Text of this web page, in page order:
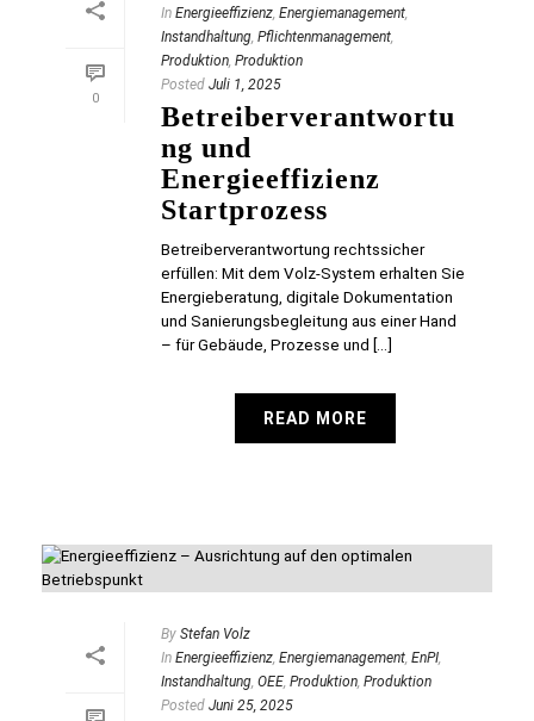
0
In Energieeffizienz, Energiemanagement,
Instandhaltung, Pflichtenmanagement,
Produktion, Produktion
Posted Juli 1, 2025
Betreiberverantwortu
ng und
Energieeffizienz
Startprozess
Betreiberverantwortung rechtssicher
erfüllen: Mit dem Volz-System erhalten Sie
Energieberatung, digitale Dokumentation
und Sanierungsbegleitung aus einer Hand
– für Gebäude, Prozesse und [...]
READ MORE
By Stefan Volz
In Energieeffizienz, Energiemanagement, EnPI,
Instandhaltung, OEE, Produktion, Produktion
Posted Juni 25, 2025